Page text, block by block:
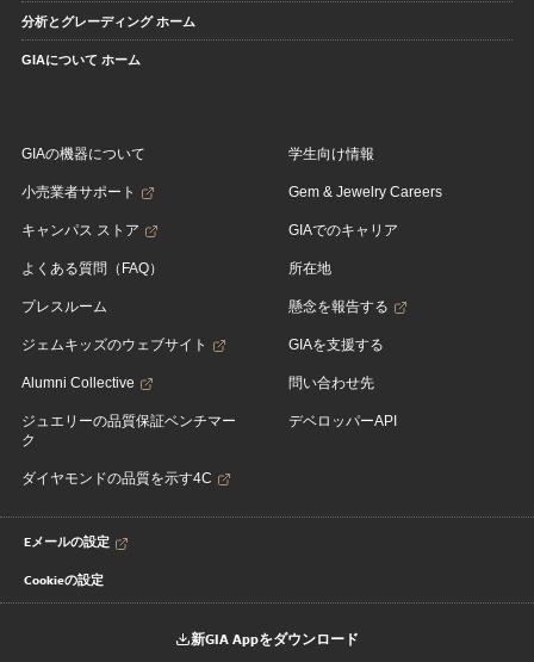
分析とグレーディング ホーム
GIAについて ホーム
GIAの機器について
小売業者サポート
キャンパス ストア
よくある質問（FAQ）
プレスルーム
ジェムキッズのウェブサイト
Alumni Collective
ジュエリーの品質保証ベンチマー
ク
ダイヤモンドの品質を示す4C
学生向け情報
Gem & Jewelry Careers
GIAでのキャリア
所在地
懸念を報告する
GIAを支援する
問い合わせ先
デベロッパーAPI
Eメールの設定
Cookieの設定
新GIA Appをダウンロード